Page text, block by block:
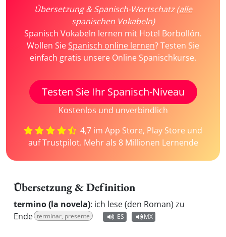
Übersetzung & Spanisch-Wortschatz(alle
spanischen Vokabeln)
Spanisch Vokabeln lernen mit Hotel Borbollón.
Wollen SieSpanisch online lernen? Testen Sie
einfach gratis unsere Online Spanischkurse.
Testen Sie Ihr Spanisch-Niveau
Kostenlos und unverbindlich
4,7 im App Store, Play Store und
auf Trustpilot. Mehr als 8 Millionen Lernende
Übersetzung & Definition
termino (la novela): ich lese (den Roman) zu
Ende terminar, presente ES MX